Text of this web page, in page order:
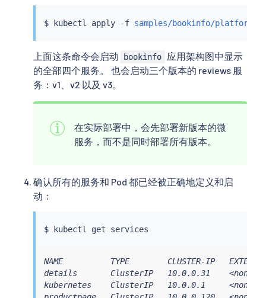
$ kubectl apply -f samples/bookinfo/platform/
上面这条命令会启动 bookinfo
应用架构图中显示
的全部四个服务。 也会启动三个版本的 reviews 服
务：v1、v2 以及 v3。
在实际部署中，会先部署新版本的微
服务，而不是同时部署所有版本。
确认所有的服务和 Pod 都已经被正确地定义和启
动：
$ kubectl
NAME          TYPE        CLUSTER-IP
details       ClusterIP   10.0.0.31    <none>
kubernetes    ClusterIP   10.0.0.1